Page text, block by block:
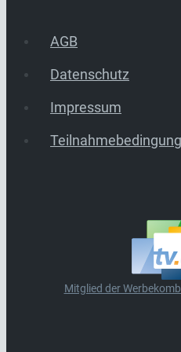
AGB
Datenschutz
Impressum
Mitglied der